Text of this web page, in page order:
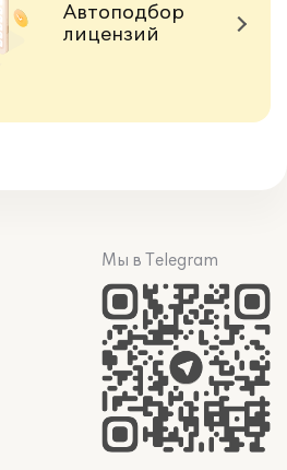
Автоподбор
лицензий
Мы в Telegram